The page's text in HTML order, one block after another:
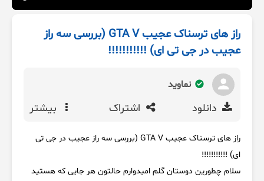
راز های ترسناک عجیب GTA V (بررسی سه راز
عجیب در جی تی ای) !!!!!!!!!!!
نماوید
دانلود اشتراک بیشتر
راز های ترسناک عجیب GTA V (بررسی سه راز عجیب در جی تی
ای) !!!!!!!!!!!
سلام چطورین دوستان گلم امیدوارم حالتون هر جایی که هستید